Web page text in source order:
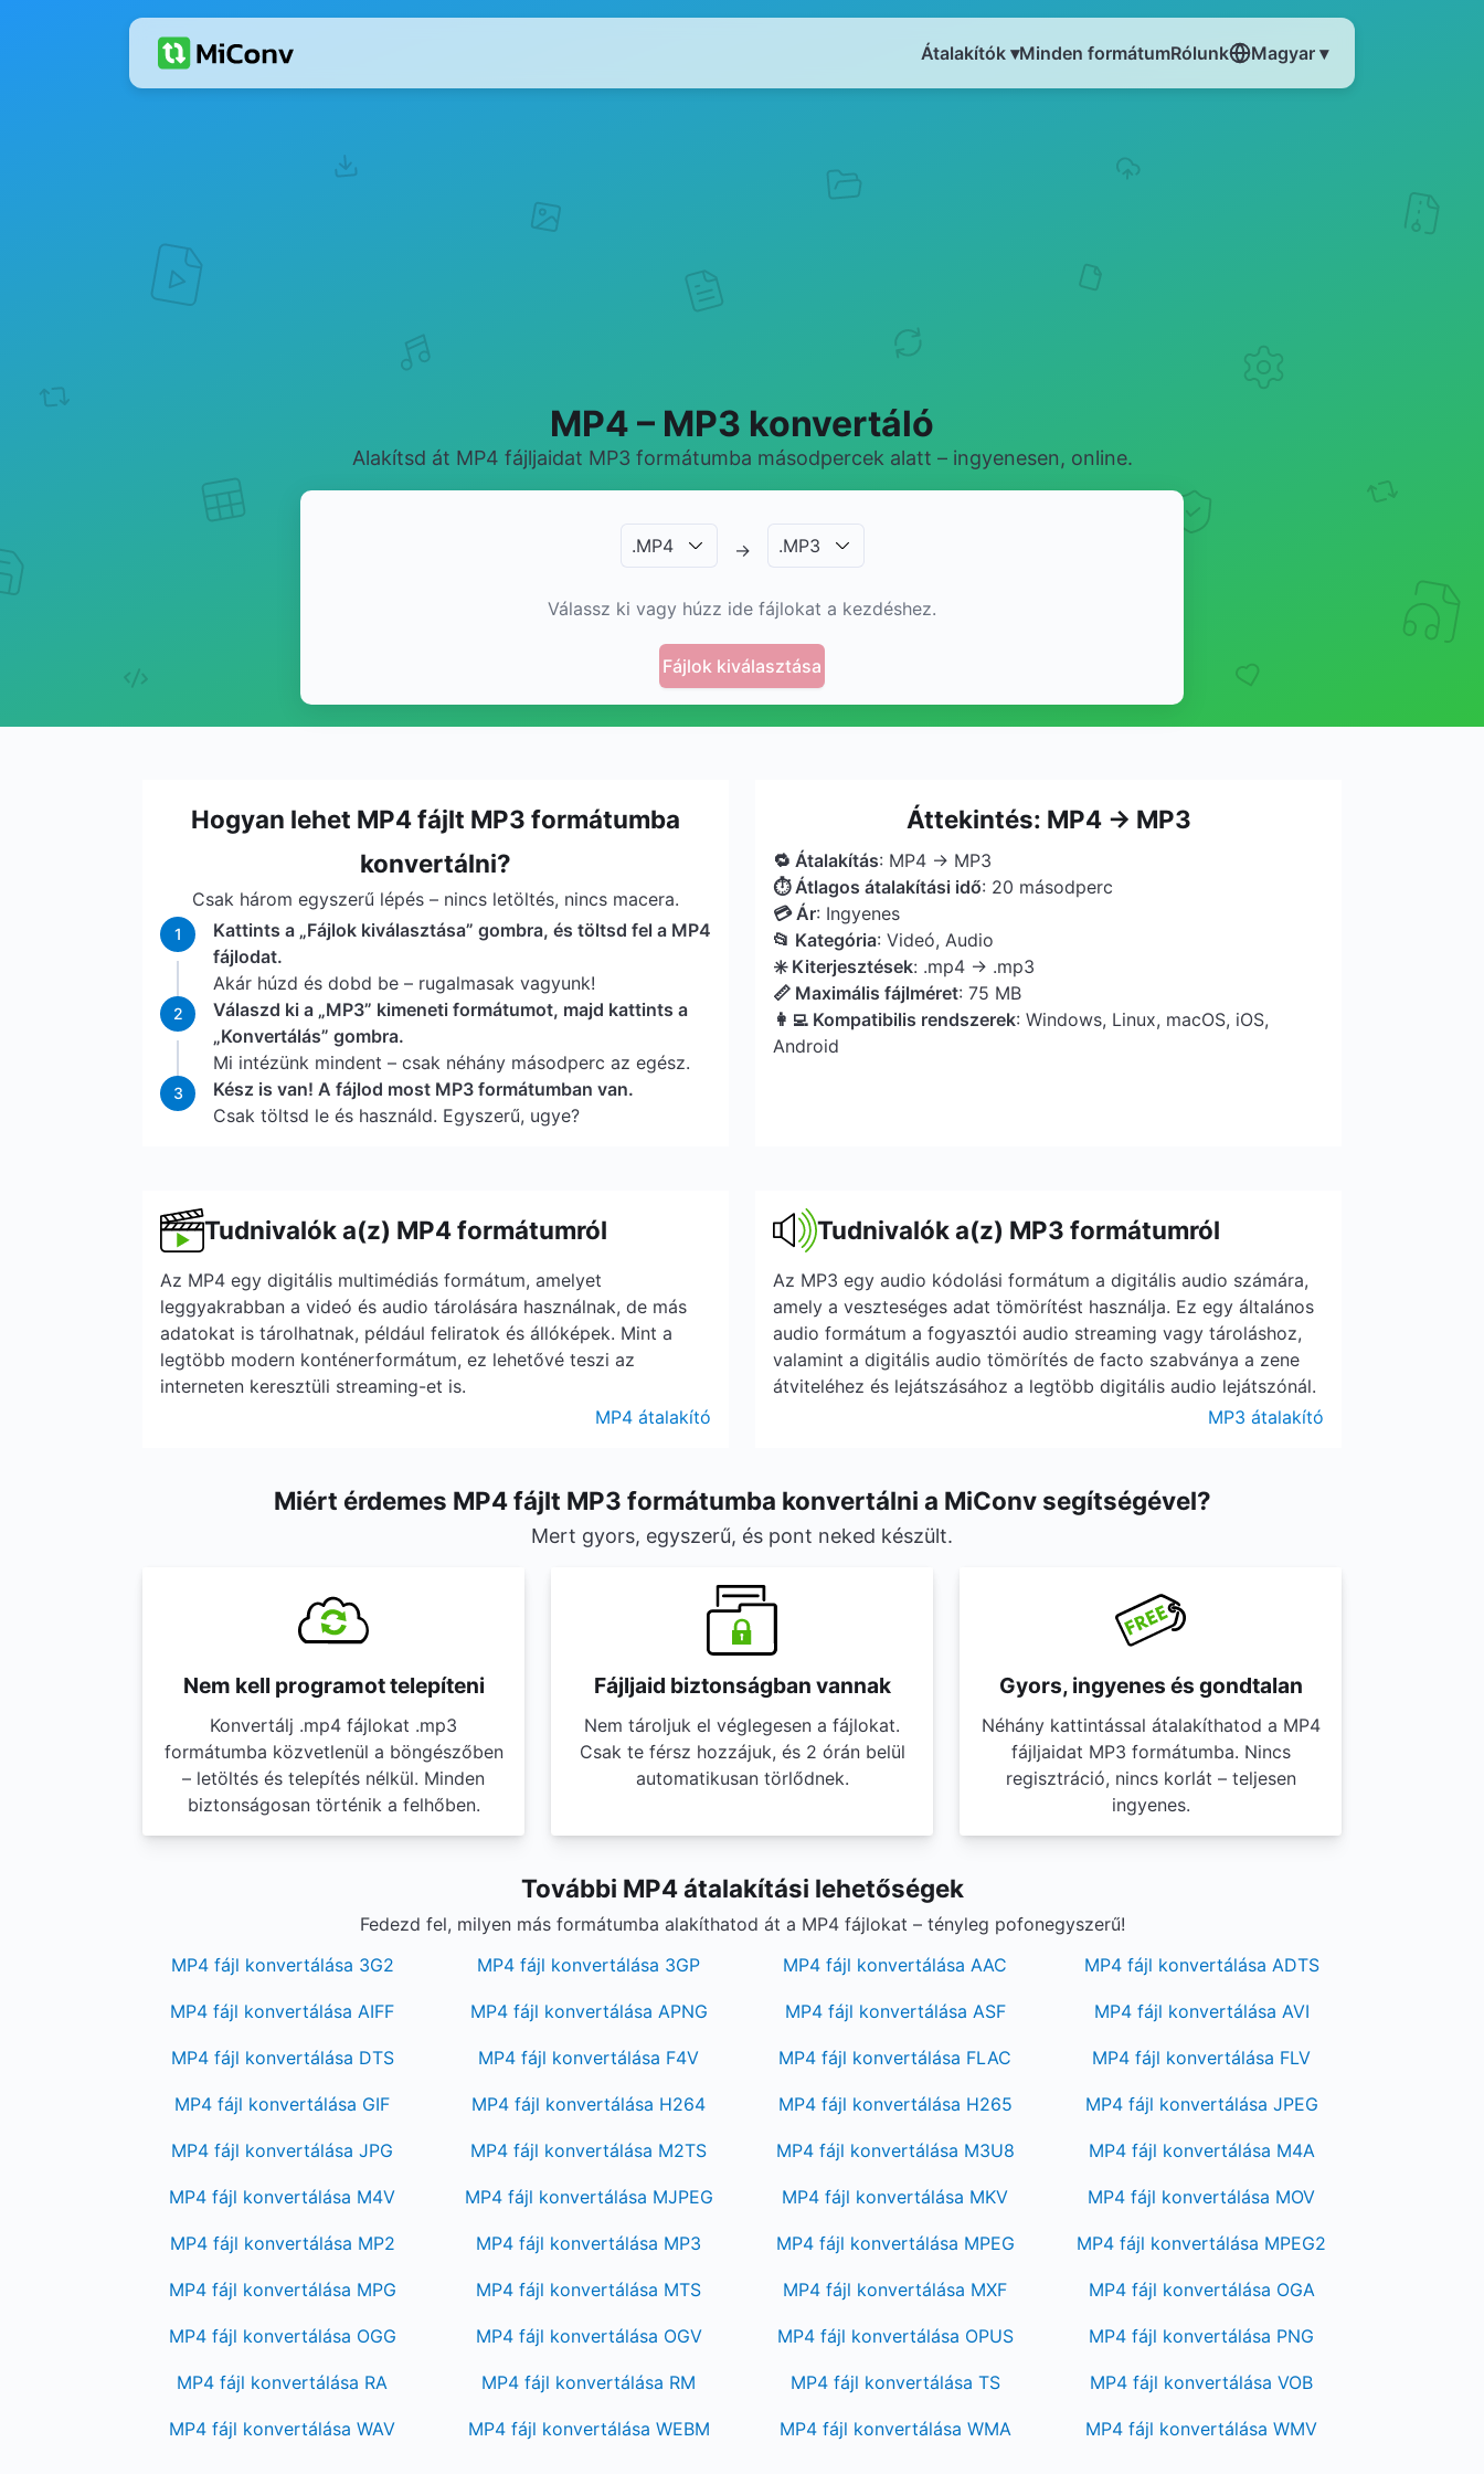
Átalakítók ▾Minden formátumRólunk Magyar ▾
MP4 – MP3 konvertáló
Alakítsd át MP4 fájljaidat MP3 formátumba másodpercek alatt – ingyenesen, online.
.MP4 → .MP3
Válassz ki vagy húzz ide fájlokat a kezdéshez.
Fájlok kiválasztása
Hogyan lehet MP4 fájlt MP3 formátumba
konvertálni?
Csak három egyszerű lépés – nincs letöltés, nincs macera.
1
Kattints a „Fájlok kiválasztása” gombra, és töltsd fel a MP4
fájlodat.
Akár húzd és dobd be – rugalmasak vagyunk!
2
Válaszd ki a „MP3” kimeneti formátumot, majd kattints a
„Konvertálás” gombra.
Mi intézünk mindent – csak néhány másodperc az egész.
3
Kész is van! A fájlod most MP3 formátumban van.
Csak töltsd le és használd. Egyszerű, ugye?
Áttekintés: MP4 → MP3
🔁 Átalakítás: MP4 → MP3
⏱ Átlagos átalakítási idő: 20 másodperc
💳 Ár: Ingyenes
📂 Kategória: Videó, Audio
✳️ Kiterjesztések: .mp4 → .mp3
📏 Maximális fájlméret: 75 MB
👩‍💻 Kompatibilis rendszerek: Windows, Linux, macOS, iOS,
Android
Tudnivalók a(z) MP4 formátumról
Az MP4 egy digitális multimédiás formátum, amelyet
leggyakrabban a videó és audio tárolására használnak, de más
adatokat is tárolhatnak, például feliratok és állóképek. Mint a
legtöbb modern konténerformátum, ez lehetővé teszi az
interneten keresztüli streaming-et is.
MP4 átalakító
Tudnivalók a(z) MP3 formátumról
Az MP3 egy audio kódolási formátum a digitális audio számára,
amely a veszteséges adat tömörítést használja. Ez egy általános
audio formátum a fogyasztói audio streaming vagy tároláshoz,
valamint a digitális audio tömörítés de facto szabványa a zene
átviteléhez és lejátszásához a legtöbb digitális audio lejátszónál.
MP3 átalakító
Miért érdemes MP4 fájlt MP3 formátumba konvertálni a MiConv segítségével?
Mert gyors, egyszerű, és pont neked készült.
Nem kell programot telepíteni
Konvertálj .mp4 fájlokat .mp3
formátumba közvetlenül a böngészőben
– letöltés és telepítés nélkül. Minden
biztonságosan történik a felhőben.
Fájljaid biztonságban vannak
Nem tároljuk el véglegesen a fájlokat.
Csak te férsz hozzájuk, és 2 órán belül
automatikusan törlődnek.
Gyors, ingyenes és gondtalan
Néhány kattintással átalakíthatod a MP4
fájljaidat MP3 formátumba. Nincs
regisztráció, nincs korlát – teljesen
ingyenes.
További MP4 átalakítási lehetőségek
Fedezd fel, milyen más formátumba alakíthatod át a MP4 fájlokat – tényleg pofonegyszerű!
MP4 fájl konvertálása 3G2
MP4 fájl konvertálása 3GP MP4 fájl konvertálása AAC MP4 fájl konvertálása ADTS
MP4 fájl konvertálása AIFF MP4 fájl konvertálása APNG MP4 fájl konvertálása ASF MP4 fájl konvertálása AVI
MP4 fájl konvertálása DTS MP4 fájl konvertálása F4V MP4 fájl konvertálása FLAC MP4 fájl konvertálása FLV
MP4 fájl konvertálása GIF MP4 fájl konvertálása H264 MP4 fájl konvertálása H265 MP4 fájl konvertálása JPEG
MP4 fájl konvertálása JPG MP4 fájl konvertálása M2TS MP4 fájl konvertálása M3U8 MP4 fájl konvertálása M4A
MP4 fájl konvertálása M4V MP4 fájl konvertálása MJPEG MP4 fájl konvertálása MKV MP4 fájl konvertálása MOV
MP4 fájl konvertálása MP2 MP4 fájl konvertálása MP3 MP4 fájl konvertálása MPEG MP4 fájl konvertálása MPEG2
MP4 fájl konvertálása MPG MP4 fájl konvertálása MTS MP4 fájl konvertálása MXF MP4 fájl konvertálása OGA
MP4 fájl konvertálása OGG MP4 fájl konvertálása OGV MP4 fájl konvertálása OPUS MP4 fájl konvertálása PNG
MP4 fájl konvertálása RA MP4 fájl konvertálása RM MP4 fájl konvertálása TS MP4 fájl konvertálása VOB
MP4 fájl konvertálása WAV MP4 fájl konvertálása WEBM MP4 fájl konvertálása WMA MP4 fájl konvertálása WMV